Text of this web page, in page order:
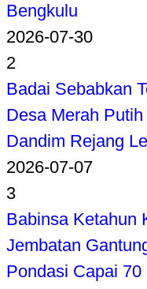
Bengkulu
2026-07-30
2
Badai Sebabkan
Desa Merah
Dandim Rejang
2026-07-07
3
Babinsa Ketahun
Jembatan
Pondasi Capai 70